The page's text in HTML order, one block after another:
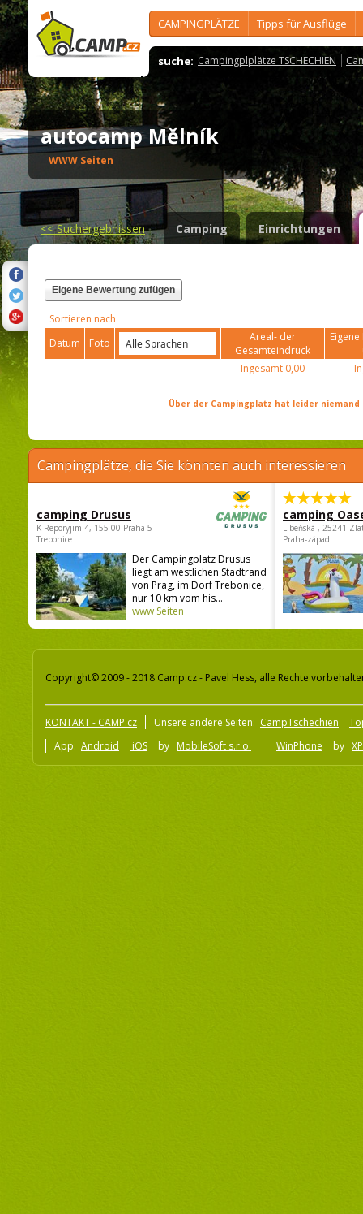
CAMPINGPLÄTZE Tipps für Ausflüge
suche: Campingplplätze TSCHECHIEN
autocamp Mělník
WWW Seiten
<<Suchergebnissen Camping Einrichtungen
Eigene Bewertung zufügen
Sortieren nach
Datum
Foto
Areal- der
Gesamteindruck
Ingesamt 0,00
Über der Campingplatz hat leider
Campingplätze, die Sie könnten auch interessieren
camping Drusus
K Reporyjim 4, 155 00 Praha 5 -
Trebonice
Der Campingplatz Drusus
liegt am westlichen Stadtrand
von Prag, im Dorf Trebonice,
nur 10 km vom his...
www Seiten
camping
Libeňská , 25241
Praha-západ
Copyright© 2009 - 2018 Camp.cz - Pavel Hess, alle Rechte
KONTAKT - CAMP.cz Unsere andere Seiten: CampTschechien
App: Android iOS by MobileSoft s.r.o WinPhone by